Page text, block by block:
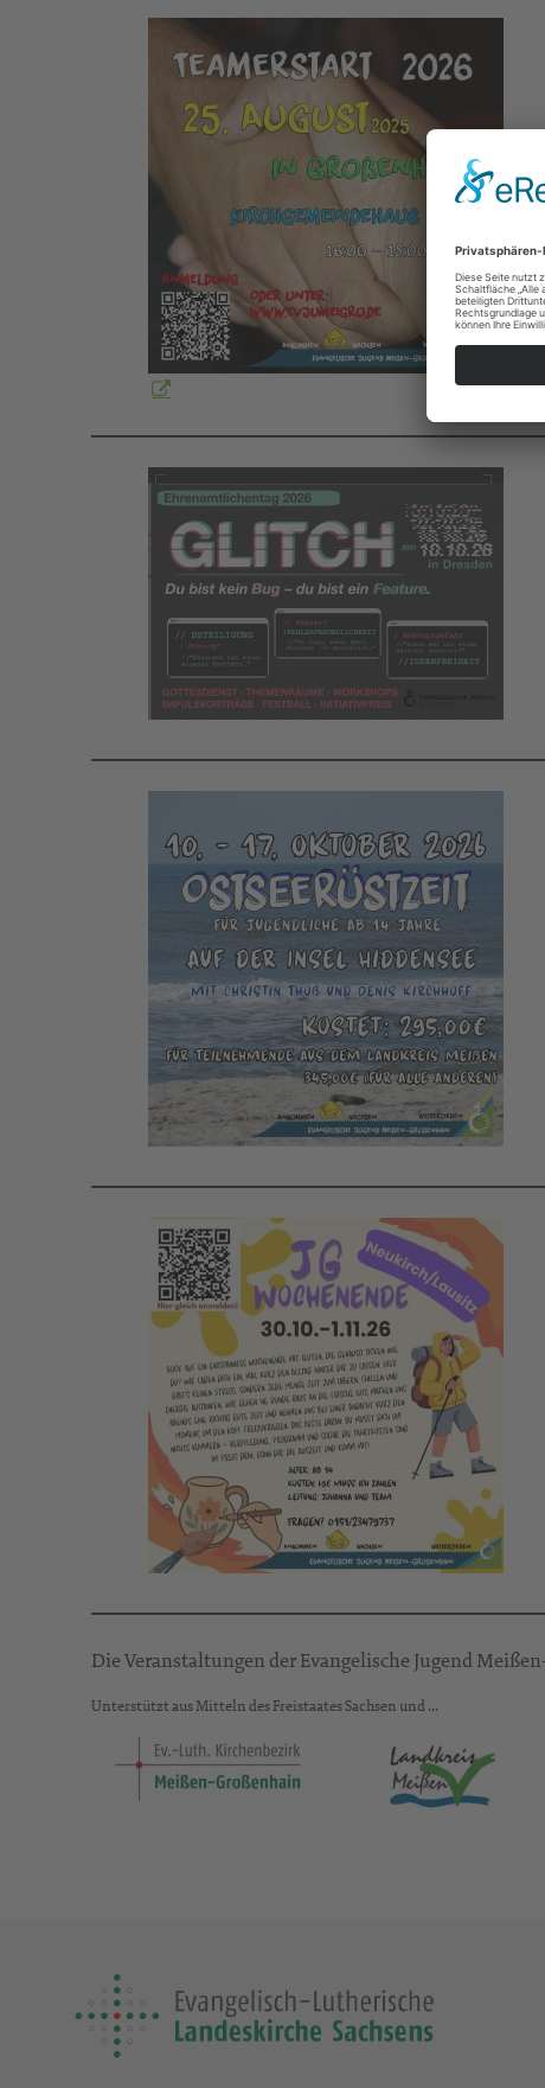
Die Veranstaltungen der Evangelische Jugend
Unterstützt aus Mitteln des Freistaates Sachsen und …